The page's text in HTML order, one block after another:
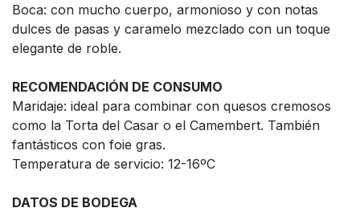
Boca: con mucho cuerpo, armonioso y con notas
dulces de pasas y caramelo mezclado con un toque
elegante de roble.
RECOMENDACIÓN DE CONSUMO
Maridaje: ideal para combinar con quesos cremosos
como la Torta del Casar o el Camembert. También
fantásticos con foie gras.
Temperatura de servicio: 12-16ºC
DATOS DE BODEGA